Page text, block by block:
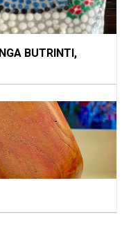
BUTRINTI,